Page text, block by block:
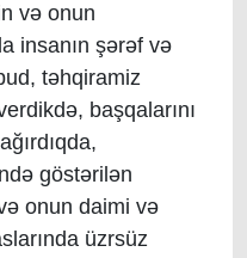
və onun
insanın şərəf və
təhqiramiz
başqalarını
göstərilən
onun daimi və
üzrsüz